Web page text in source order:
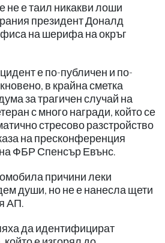
не е таил никакви лоши
президент Доналд
на шерифа на окръг
е по-публичен и по-
в крайна сметка
за трагичен случай на
с много награди, който се
стресово разстройство
на пресконференция
ФБР Спенсър Евънс.
причини леки
души, но не е нанесла щети
АП.
да идентифицират